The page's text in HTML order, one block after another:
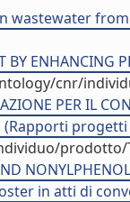
wastewater
BY
cnr/
PER IL
(Rapporti
prodotto/
in atti di